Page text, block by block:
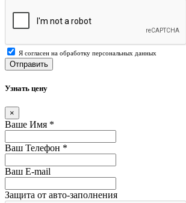
Я согласен на обработку персональных данных
Отправить
Узнать цену
×
Ваше Имя *
Ваш Телефон *
Ваш E-mail
Защита от авто-заполнения